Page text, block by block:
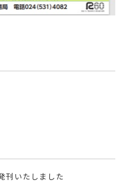
刊いたしました